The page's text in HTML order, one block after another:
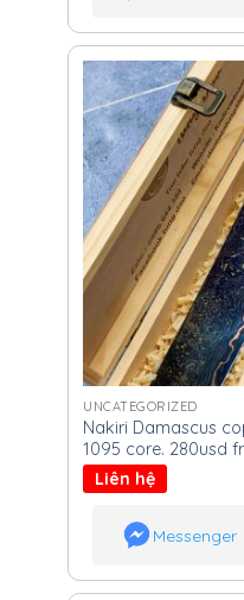
UNCATEGORIZED
Nakiri Damascus
1095 core. 280usd
Liên hệ
Messenger